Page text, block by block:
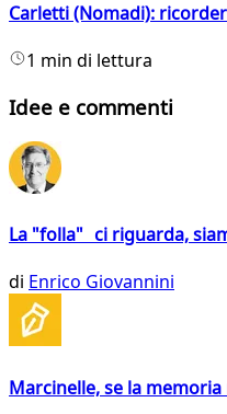
Carletti (Nomadi):
1 min di lettura
Idee e commenti
La "folla" ci riguarda,
di Enrico Giovannini
Marcinelle, se la